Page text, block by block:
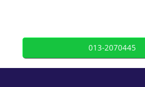
013-2070445